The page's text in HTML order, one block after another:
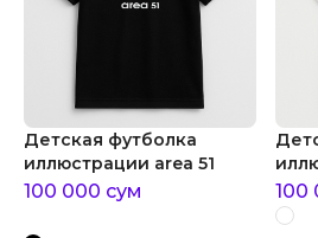
Детская футболка
иллюстрации area 51
100 000 сум 100